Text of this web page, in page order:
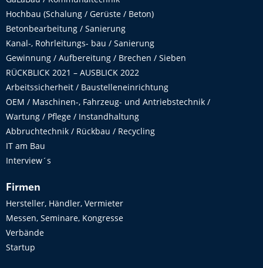
Hochbau (Schalung / Gerüste / Beton)
Betonbearbeitung / Sanierung
Kanal-, Rohrleitungs- bau / Sanierung
Gewinnung / Aufbereitung / Brechen / Sieben
RÜCKBLICK 2021 – AUSBLICK 2022
Arbeitssicherheit / Baustelleneinrichtung
OEM / Maschinen-, Fahrzeug- und Antriebstechnik /
Wartung / Pflege / Instandhaltung
Abbruchtechnik / Rückbau / Recycling
IT am Bau
Interview´s
Firmen
Hersteller, Händler, Vermieter
Messen, Seminare, Kongresse
Verbände
Startup